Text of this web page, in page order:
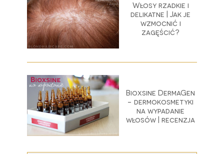
Włosy rzadkie i
delikatne | Jak je
wzmocnić i
zagęścić?
Bioxsine DermaGen
- dermokosmetyki
na wypadanie
włosów | recenzja